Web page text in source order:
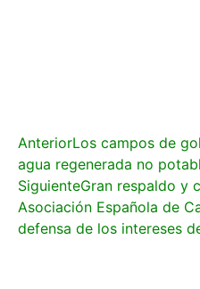
AnteriorLos campos de
agua regenerada no
SiguienteGran respaldo y
Asociación Española de
defensa de los intereses